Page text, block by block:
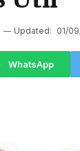
Updated: 01/
WhatsApp